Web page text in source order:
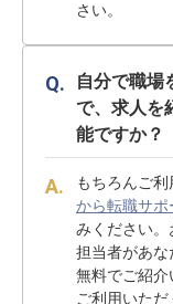
さい。
自分で職場
で、求人を
能ですか？
もちろんご
から転職サ
みください。
担当者があ
無料でご紹介
ご利用いただ